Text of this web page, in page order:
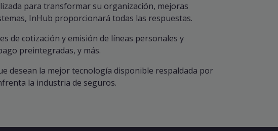
para transformar su organización, mejoras
InHub proporcionará todas las respuestas.
de cotización y emisión de líneas personales y
preintegradas, y más.
desean la mejor tecnología disponible respaldada por
la industria de seguros.